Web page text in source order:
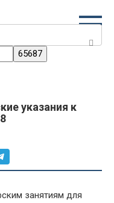
указания к
занятиям для